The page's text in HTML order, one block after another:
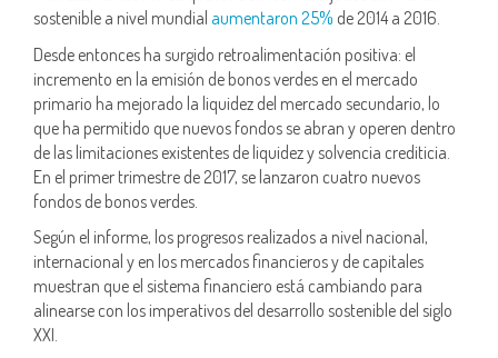
sostenible a nivel mundial aumentaron 25% de 2014 a 2016.
Desde entonces ha surgido retroalimentación positiva: el
incremento en la emisión de bonos verdes en el mercado
primario ha mejorado la liquidez del mercado secundario, lo
que ha permitido que nuevos fondos se abran y operen dentro
de las limitaciones existentes de liquidez y solvencia crediticia.
En el primer trimestre de 2017, se lanzaron cuatro nuevos
fondos de bonos verdes.
Según el informe, los progresos realizados a nivel nacional,
internacional y en los mercados financieros y de capitales
muestran que el sistema financiero está cambiando para
alinearse con los imperativos del desarrollo sostenible del siglo
XXI.